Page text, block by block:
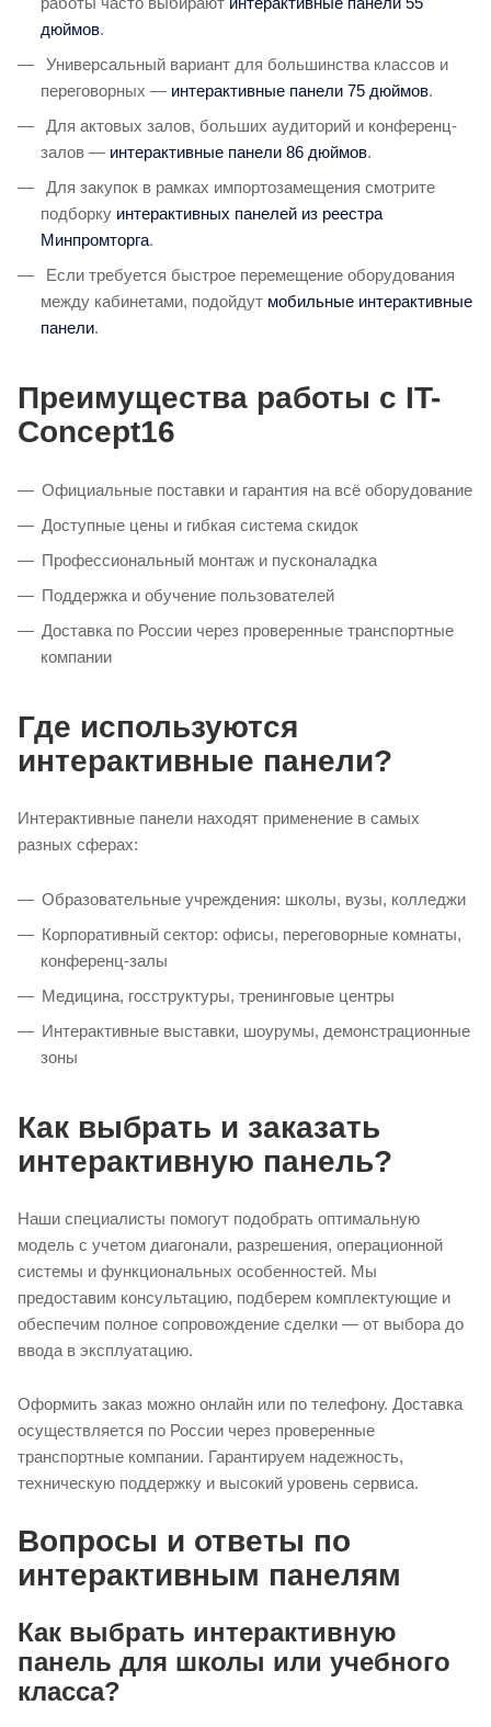
дюймов.
Универсальный вариант для большинства классов и
переговорных — интерактивные панели 75 дюймов.
Для актовых залов, больших аудиторий и конференц-
залов — интерактивные панели 86 дюймов.
Для закупок в рамках импортозамещения смотрите
подборку интерактивных панелей из реестра
Минпромторга.
Если требуется быстрое перемещение оборудования
между кабинетами, подойдут мобильные интерактивные
панели.
Преимущества работы с IT-
Concept16
Официальные поставки и гарантия на всё оборудование
Доступные цены и гибкая система скидок
Профессиональный монтаж и пусконаладка
Поддержка и обучение пользователей
Доставка по России через проверенные транспортные
компании
Где используются
интерактивные панели?
Интерактивные панели находят применение в самых
разных сферах:
Образовательные учреждения: школы, вузы, колледжи
Корпоративный сектор: офисы, переговорные комнаты,
конференц-залы
Медицина, госструктуры, тренинговые центры
Интерактивные выставки, шоурумы, демонстрационные
зоны
Как выбрать и заказать
интерактивную панель?
Наши специалисты помогут подобрать оптимальную
модель с учетом диагонали, разрешения, операционной
системы и функциональных особенностей. Мы
предоставим консультацию, подберем комплектующие и
обеспечим полное сопровождение сделки — от выбора до
ввода в эксплуатацию.
Оформить заказ можно онлайн или по телефону. Доставка
осуществляется по России через проверенные
транспортные компании. Гарантируем надежность,
техническую поддержку и высокий уровень сервиса.
Вопросы и ответы по
интерактивным панелям
Как выбрать интерактивную
панель для школы или учебного
класса?